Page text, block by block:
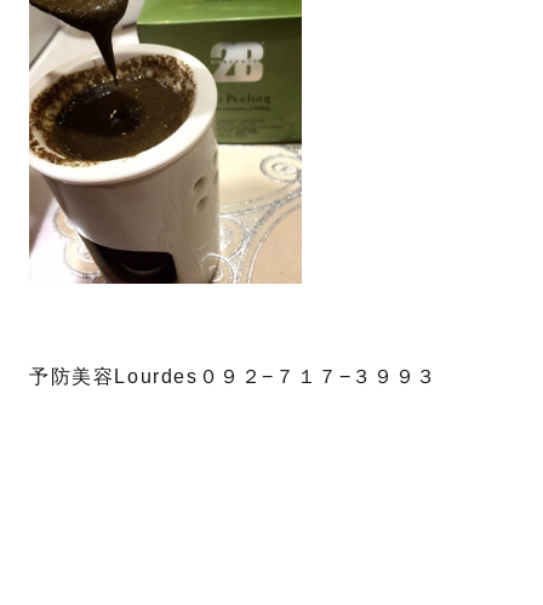
予防美容Lourdes０９２−７１７−３９９３